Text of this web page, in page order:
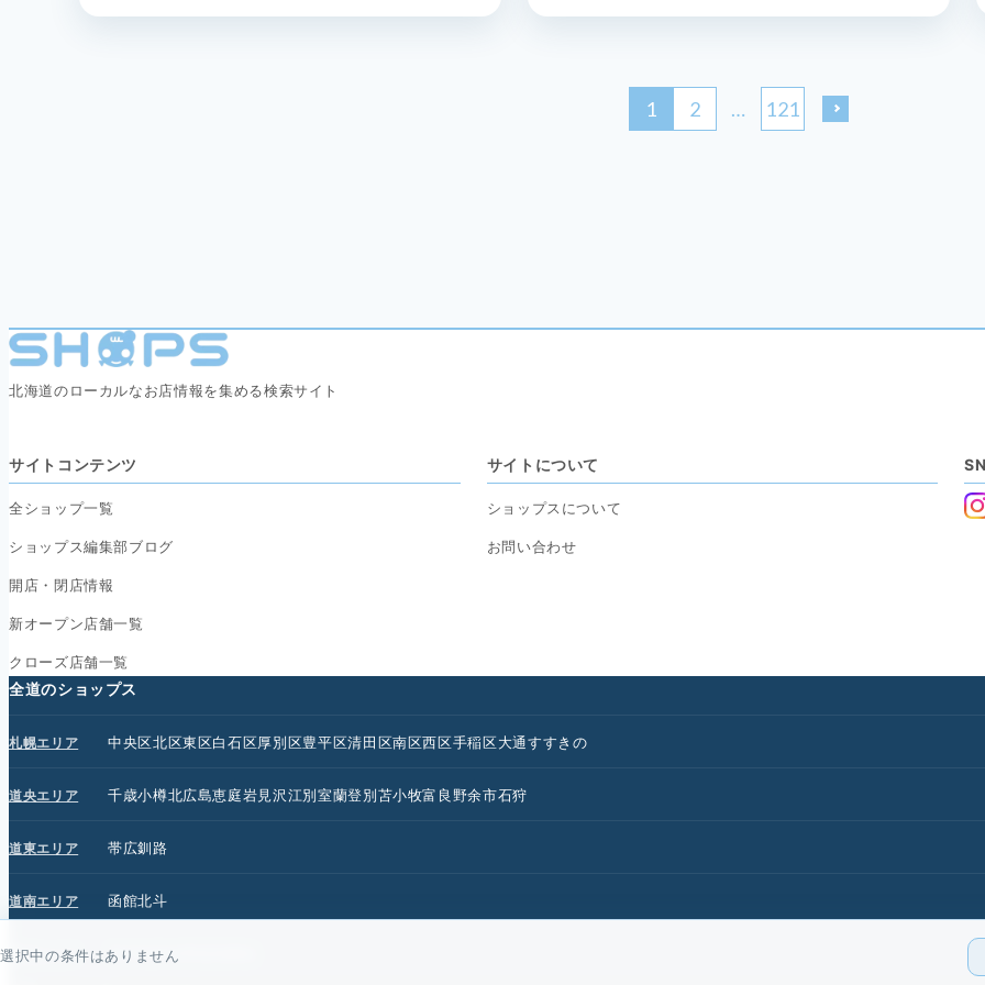
選択中の条件はありません
1 2 … 121
北海道のローカルなお店情報を集める検索サイト
サイトコンテンツ
全ショップ一覧
ショップス編集部ブログ
開店・閉店情報
新オープン店舗一覧
クローズ店舗一覧
サイトについて
ショップスについて
お問い合わせ
全道のショップス
札幌エリア 中央区北区東区白石区厚別区豊平区清田区南区西区手稲区大通すすきの
道央エリア 千歳小樽北広島恵庭岩見沢江別室蘭登別苫小牧富良野余市石狩
道東エリア 帯広釧路
道南エリア 函館北斗
道北エリア 旭川 北見 名寄